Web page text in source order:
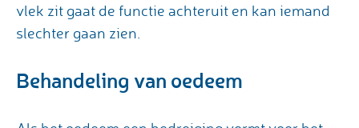
vlek zit gaat de functie achteruit en kan iemand
slechter gaan zien.
Behandeling van oedeem